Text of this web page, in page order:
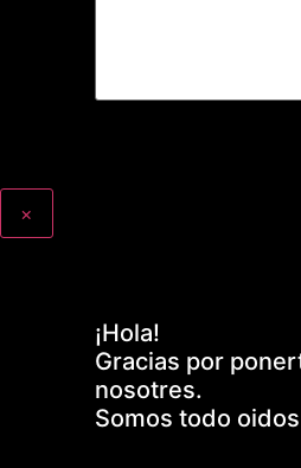
×
¡Hola!
Gracias por
nosotres.
Somos todo